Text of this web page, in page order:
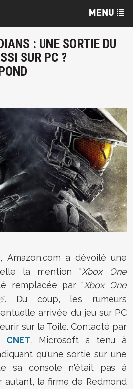
: UNE SORTIE DU
SUR PC ?
Amazon.com a dévoilé une
la mention "Xbox One
remplacée par "Xbox One
". Du coup, les rumeurs
arrivée du jeu sur PC
sur la Toile. Contacté par
CNET, Microsoft a tenu à
qu'une sortie sur une
sa console n'était pas à
autant, la firme de Redmond